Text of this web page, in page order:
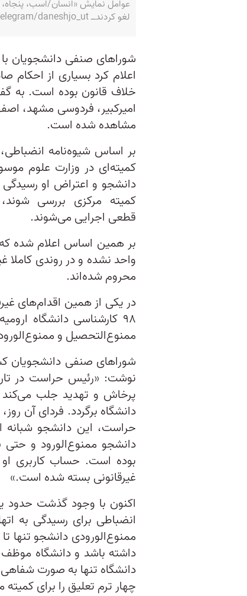
عوامل نمایش «انسان/اسب، پنجاه،
لغو کردندــ Telegram/daneshjo_ut
شوراهای صنفی دانشجویان
اعلام کرد بسیاری از احکام
خلاف قانون بوده است. به
امیرکبیر، فردوسی مشهد،
مشاهده شده است.
بر اساس شیوه‌نامه
کمیته‌ای در وزارت علوم
دانشجو و اعتراض او رسیدگی
کمیته مرکزی بررسی
‌قطعی اجرایی می‌شوند.
بر همین اساس اعلام شده که
واحد نشده‌ و در روندی کاملا
محروم شده‌اند.
در یکی از همین اقدام‌های
۹۸ کارشناسی دانشگاه
ممنوع‌التحصیل و
شوراهای صنفی دانشجویان
پرخاش و تهدید جلب می‌کند
دانشگاه برگردد. فردای آن
حراست، این دانشجو شبانه
دانشجو ممنوع‌الورود و
غیرقانونی بسته شده است.»
اکنون با وجود گذشت حدود
انضباطی برای رسیدگی به
ممنوع‌الورودی دانشجو تنها
داشته باشد و دانشگاه
دانشگاه تنها به صورت
چهار ترم تعلیق را برای کمیته